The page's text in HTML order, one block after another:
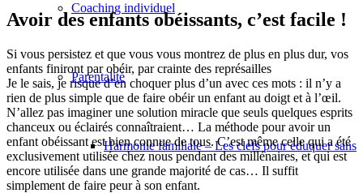
Coaching individuel
Parentalité
Harmonie familiale – Les clefs pour éduquer sans
Avoir des enfants obéissants, c’est facile !
Si vous persistez et que vous vous montrez de plus en plus dur, vos
enfants finiront par obéir, par crainte des représailles
Je le sais, je risque d’en choquer plus d’un avec ces mots : il n’y a
rien de plus simple que de faire obéir un enfant au doigt et à l’œil.
N’allez pas imaginer une solution miracle que seuls quelques esprits
chanceux ou éclairés connaîtraient… La méthode pour avoir un
enfant obéissant est bien connue de tous. C’est même celle qui a été
exclusivement utilisée chez nous pendant des millénaires, et qui est
encore utilisée dans une grande majorité de cas… Il suffit
simplement de faire peur à son enfant.